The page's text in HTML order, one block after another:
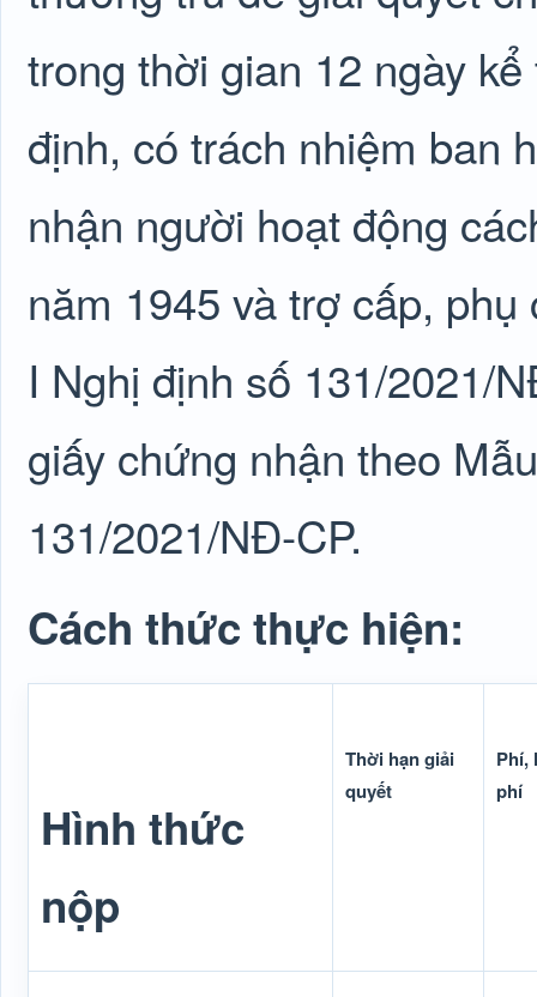
trong thời gian 12 ngày
định, có trách nhiệm ban
nhận người hoạt động
năm 1945 và trợ cấp,
I Nghị định số 131/2021/
giấy chứng nhận theo
131/2021/NĐ-CP.
Cách thức thực hiện:
Hình thức
nộp
Thời hạn giải
quyết
Phí,
phí